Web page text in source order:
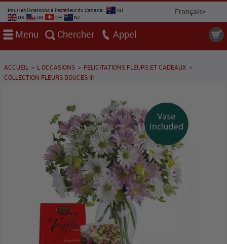
Pour les livraisons à l'extérieur du Canada
AU
UK
US CH NZ
Menu Chercher Appel
ACCUEIL > L OCCASIONS > FELICITATIONS FLEURS ET CADEAUX >
COLLECTION FLEURS DOUCES III